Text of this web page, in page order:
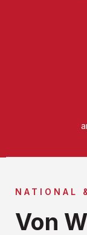
NATIONAL
Von